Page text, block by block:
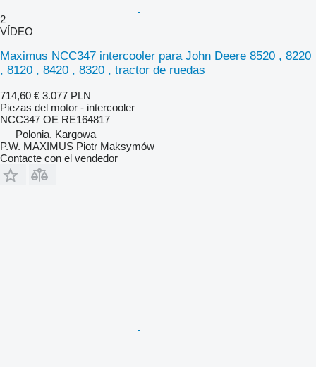
2
VÍDEO
Maximus NCC347 intercooler para John Deere 8520 , 8220
, 8120 , 8420 , 8320 , tractor de ruedas
714,60 € 3.077 PLN
Piezas del motor - intercooler
NCC347 OE RE164817
Polonia, Kargowa
P.W. MAXIMUS Piotr Maksymów
Contacte con el vendedor